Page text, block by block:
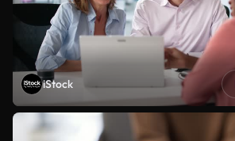
iStock